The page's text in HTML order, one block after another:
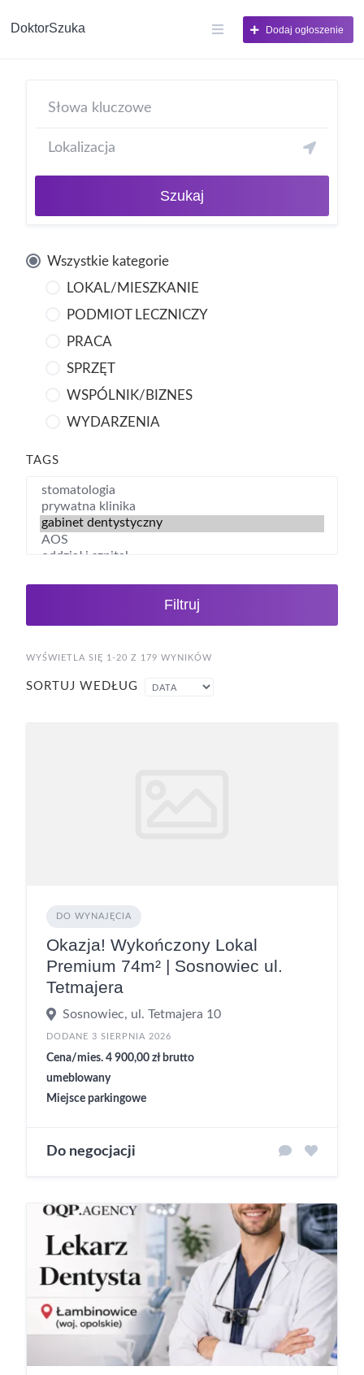
DoktorSzuka Dodaj ogłoszenie
Szukaj
Wszystkie kategorie
LOKAL/MIESZKANIE
PODMIOT LECZNICZY
PRACA
SPRZĘT
WSPÓLNIK/BIZNES
WYDARZENIA
TAGS
Filtruj
WYŚWIETLA SIĘ 1-20 Z 179 WYNIKÓW
SORTUJ WEDŁUG
DO WYNAJĘCIA
Okazja! Wykończony Lokal
Premium 74m² | Sosnowiec ul.
Tetmajera
Sosnowiec, ul. Tetmajera 10
DODANE 3 SIERPNIA 2026
Cena/mies. 4 900,00 zł brutto
umeblowany
Miejsce parkingowe
Do negocjacji